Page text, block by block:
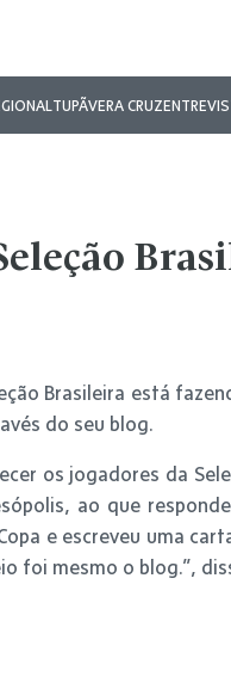
TUPÃVERA CRUZ
Brasileira está
do seu blog.
os jogadores da
ao que
e escreveu uma
foi mesmo o blog.”,